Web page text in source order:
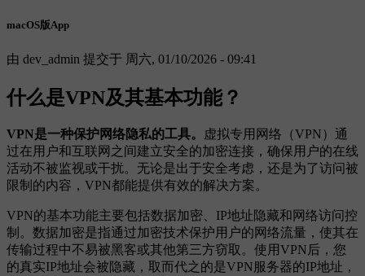
macOS版App
由 dev_admin 提交于 周六, 01/10/2026 - 09:41
什么是VPN及其基本功能？
VPN是一种保护网络隐私的工具。 虚拟专用网络（VPN）通
过在用户和互联网之间建立安全的加密连接，确保用户的在线
活动不被监视或干扰。无论是出于安全考虑，还是为了访问被
限制的内容，VPN都能提供有效的解决方案。
VPN的基本功能主要包括数据加密、IP地址隐藏和网络访问控
制。数据加密是指通过加密技术保护用户的网络流量，使其在
传输过程中不易被黑客或其他第三方窃取。使用VPN后，您
的真实IP地址会被隐藏，取而代之的是VPN服务器的IP地址，